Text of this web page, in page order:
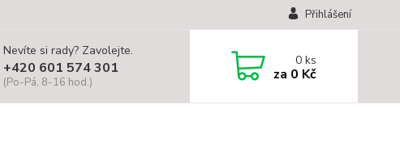
Přihlášení
Nevíte si rady? Zavolejte.
+420 601 574 301
(Po-Pá, 8-16 hod.)
0ks
za 0 Kč